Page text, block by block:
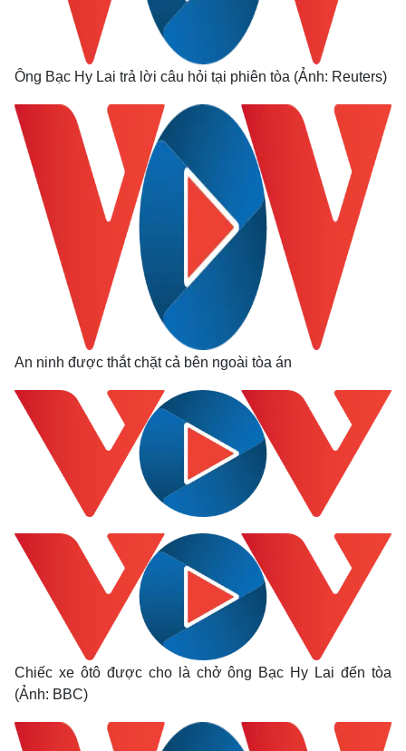
Cuộc sống đó đây
Multimedia
Video
Ảnh
Infographic
Ông Bạc Hy Lai trả lời câu hỏi tại phiên tòa (Ảnh: Reuters)
An ninh được thắt chặt cả bên ngoài tòa án
Chiếc xe ôtô được cho là chở ông Bạc Hy Lai đến tòa
(Ảnh: BBC)